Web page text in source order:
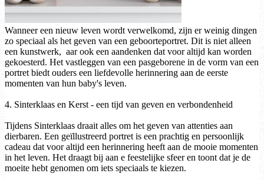
Wanneer een nieuw leven wordt verwelkomd, zijn er weinig dingen
zo speciaal als het geven van een geboorteportret. Dit is niet alleen
een kunstwerk, aar ook een aandenken dat voor altijd kan worden
gekoesterd. Het vastleggen van een pasgeborene in de vorm van een
portret biedt ouders een liefdevolle herinnering aan de eerste
momenten van hun baby's leven.
4. Sinterklaas en Kerst - een tijd van geven en verbondenheid
Tijdens Sinterklaas draait alles om het geven van attenties aan
dierbaren. Een geïllustreerd portret is een prachtig en persoonlijk
cadeau dat voor altijd een herinnering heeft aan de mooie momenten
in het leven. Het draagt bij aan e feestelijke sfeer en toont dat je de
moeite hebt genomen om iets speciaals te kiezen.